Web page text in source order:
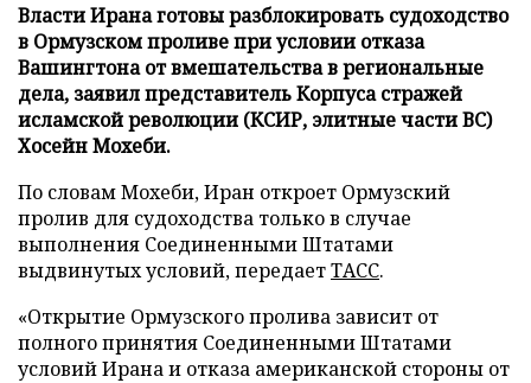
Власти Ирана готовы разблокировать судоходство
в Ормузском проливе при условии отказа
Вашингтона от вмешательства в региональные
дела, заявил представитель Корпуса стражей
исламской революции (КСИР, элитные части ВС)
Хосейн Мохеби.
По словам Мохеби, Иран откроет Ормузский
пролив для судоходства только в случае
выполнения Соединенными Штатами
выдвинутых условий, передаетТАСС.
«Открытие Ормузского пролива зависит от
полного принятия Соединенными Штатами
условий Ирана и отказа американской стороны от